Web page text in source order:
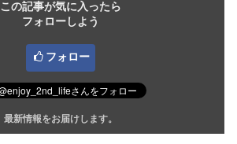
この記事が気に入ったら
フォローしよう
フォロー
最新情報をお届けします。